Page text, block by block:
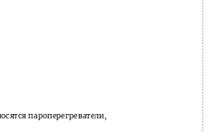
пароперегреватели,